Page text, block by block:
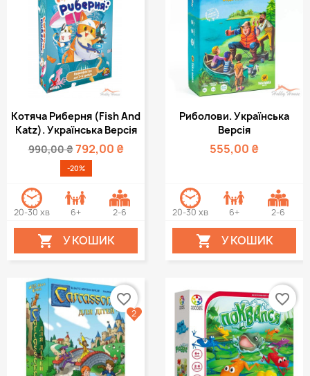
Котяча Риберня (Fish And
Katz). Українська Версія
990,00 ₴792,00 ₴
-20%
20-30 хв 6+ 2-6
 У КОШИК
Риболови. Українська
Версія
555,00 ₴
20-30 хв 6+ 2-6
 У КОШИК
favorite_border
2
favorite_border